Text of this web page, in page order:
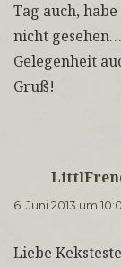
Tag auch,
nicht
Gelegenheit
Gruß!
6. Juni 2013 um
Liebe